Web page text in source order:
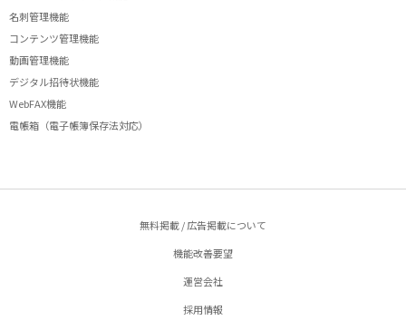
名刺管理機能
コンテンツ管理機能
動画管理機能
デジタル招待状機能
WebFAX機能
電帳箱（電子帳簿保存法対応）
無料掲載 / 広告掲載について
機能改善要望
運営会社
採用情報